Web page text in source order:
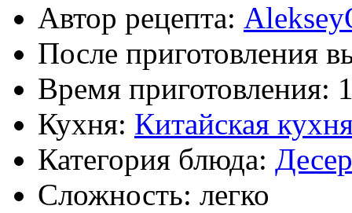
Автор рецепта:
После приготовления
Время приготовления:
Кухня: Китайская
Категория блюда:
Сложность: легко